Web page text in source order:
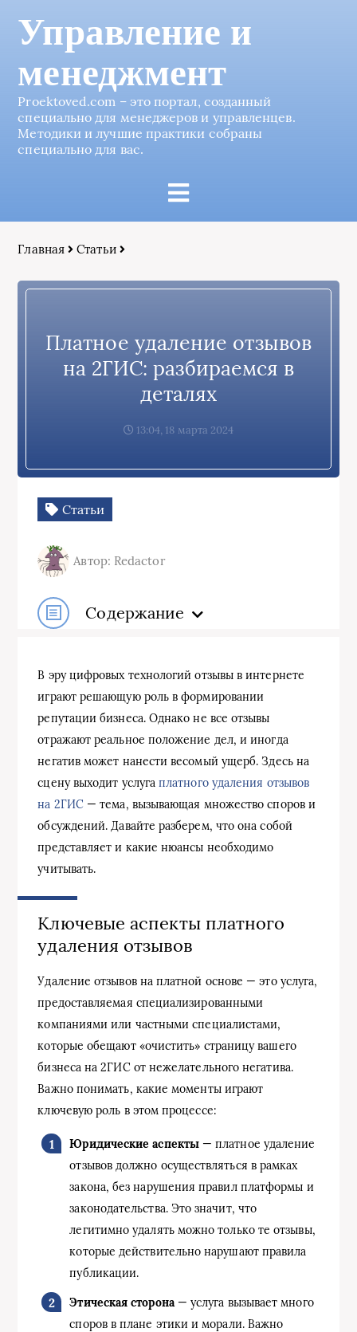
Управление и
менеджмент
Proektoved.com – это портал, созданный
специально для менеджеров и управленцев.
Методики и лучшие практики собраны
специально для вас.
Главная Статьи
Платное удаление отзывов
на 2ГИС: разбираемся в
деталях
13:04, 18 марта 2024
Статьи
Автор: Redactor
Содержание
В эру цифровых технологий отзывы в интернете
играют решающую роль в формировании
репутации бизнеса. Однако не все отзывы
отражают реальное положение дел, и иногда
негатив может нанести весомый ущерб. Здесь на
сцену выходит услугаплатного удаления отзывов
на 2ГИС — тема, вызывающая множество споров и
обсуждений. Давайте разберем, что она собой
представляет и какие нюансы необходимо
учитывать.
Ключевые аспекты платного
удаления отзывов
Удаление отзывов на платной основе — это услуга,
предоставляемая специализированными
компаниями или частными специалистами,
которые обещают «очистить» страницу вашего
бизнеса на 2ГИС от нежелательного негатива.
Важно понимать, какие моменты играют
ключевую роль в этом процессе:
Юридические аспекты— платное удаление
отзывов должно осуществляться в рамках
закона, без нарушения правил платформы и
законодательства. Это значит, что
легитимно удалять можно только те отзывы,
которые действительно нарушают правила
публикации.
Этическая сторона— услуга вызывает много
споров в плане этики и морали. Важно